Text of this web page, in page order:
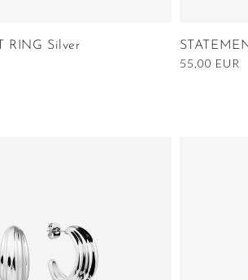
RING Silver
Ordinarie
55,00 EUR